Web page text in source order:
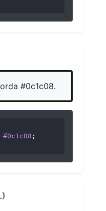
#0c1c08.
#0c1c08 ;